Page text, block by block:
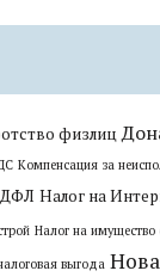
физлиц
Компенсация за
Налог на
Налог на имущество
выгода